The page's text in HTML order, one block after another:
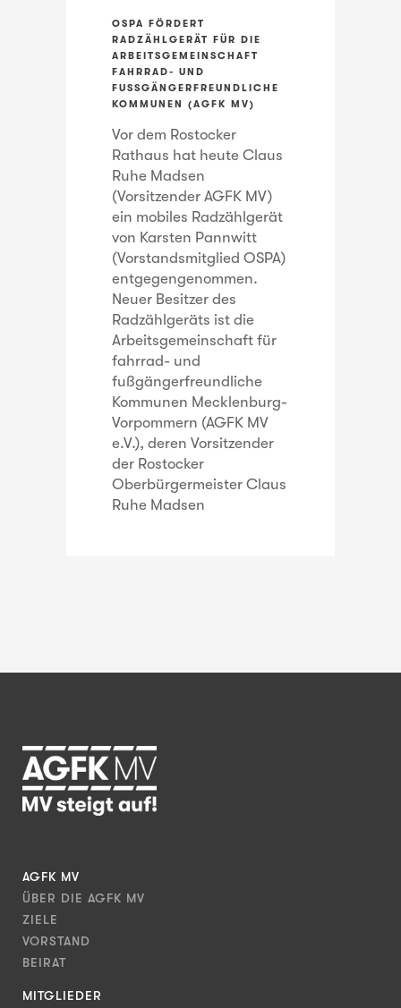
OSPA FÖRDERT
RADZÄHLGERÄT FÜR DIE
ARBEITSGEMEINSCHAFT
FAHRRAD- UND
FUSSGÄNGERFREUNDLICHE K
OMMUNEN (AGFK MV)
Vor dem Rostocker
Rathaus hat heute Claus
Ruhe Madsen
(Vorsitzender AGFK MV)
ein mobiles Radzählgerät
von Karsten Pannwitt
(Vorstandsmitglied OSPA)
entgegengenommen.
Neuer Besitzer des
Radzählgeräts ist die
Arbeitsgemeinschaft für
fahrrad- und
fußgängerfreundliche
Kommunen Mecklenburg-
Vorpommern (AGFK MV
e.V.), deren Vorsitzender
der Rostocker
Oberbürgermeister Claus
Ruhe Madsen
AGFK MV
ÜBER DIE AGFK MV
ZIELE
VORSTAND
BEIRAT
MITGLIEDER